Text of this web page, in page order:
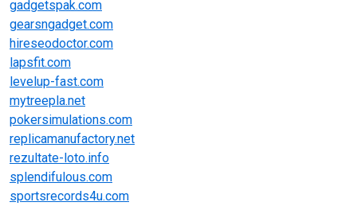
gadgetspak.com
gearsngadget.com
hireseodoctor.com
lapsfit.com
levelup-fast.com
mytreepla.net
pokersimulations.com
replicamanufactory.net
rezultate-loto.info
splendifulous.com
sportsrecords4u.com